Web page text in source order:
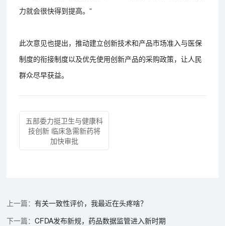
力就会很快得到提高。”
此次意见也提出，推动建立创新技术和产品市场准入与医保
制度的衔接制度以及优先使用创新产品的采购政策，让人民
群众尽早获益。
五部委力挺卫生与健康科
技创新 临床急需新药将
加快审批
有关一致性评价，我最近在头疼啥？
CFDA发布新规，药品数据监管进入新时期